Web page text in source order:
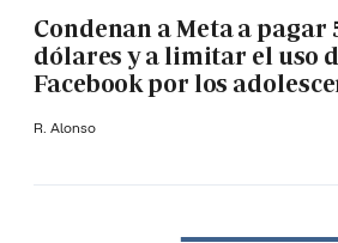
Condenan a Meta a pagar
dólares y a limitar el uso
Facebook por los
R. Alonso